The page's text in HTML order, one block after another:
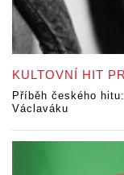
KULTOVNÍ HIT
Příběh českého
Václaváku